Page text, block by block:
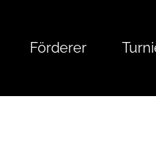
Förderer